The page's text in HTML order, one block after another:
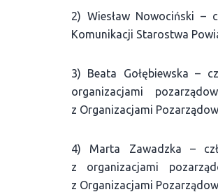
2) Wiesław Nowociński –
Komunikacji Starostwa
3) Beata Gołębiewska –
organizacjami
z Organizacjami
4) Marta Zawadzka –
z organizacjami
z Organizacjami